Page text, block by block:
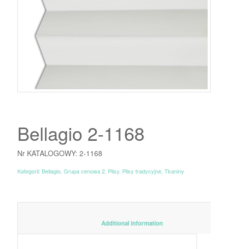
Bellagio 2-1168
Nr KATALOGOWY: 2-1168
Kategorii: Bellagio, Grupa cenowa 2, Plisy, Plisy tradycyjne, Tkaniny
						Additional information